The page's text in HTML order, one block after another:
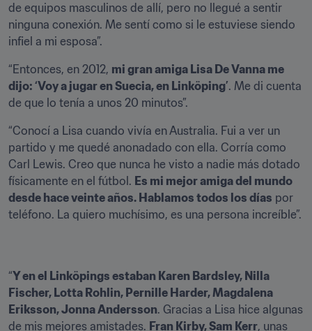
de equipos masculinos de allí, pero no llegué a sentir
ninguna conexión. Me sentí como si le estuviese siendo
infiel a mi esposa”.
“Entonces, en 2012, mi gran amiga Lisa De Vanna me
dijo: ‘Voy a jugar en Suecia, en Linköping’. Me di cuenta
de que lo tenía a unos 20 minutos”.
“Conocí a Lisa cuando vivía en Australia. Fui a ver un
partido y me quedé anonadado con ella. Corría como
Carl Lewis. Creo que nunca he visto a nadie más dotado
físicamente en el fútbol. Es mi mejor amiga del mundo
desde hace veinte años. Hablamos todos los días por
teléfono. La quiero muchísimo, es una persona increíble”.
“Y en el Linköpings estaban Karen Bardsley, Nilla
Fischer, Lotta Rohlin, Pernille Harder, Magdalena
Eriksson, Jonna Andersson. Gracias a Lisa hice algunas
de mis mejores amistades. Fran Kirby, Sam Kerr, unas